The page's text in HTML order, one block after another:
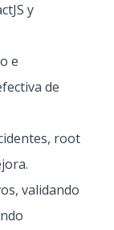
y
e
de
root
validando